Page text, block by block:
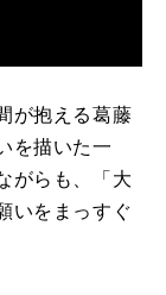
が抱える葛藤
を描いた一
がらも、「大
いをまっすぐ